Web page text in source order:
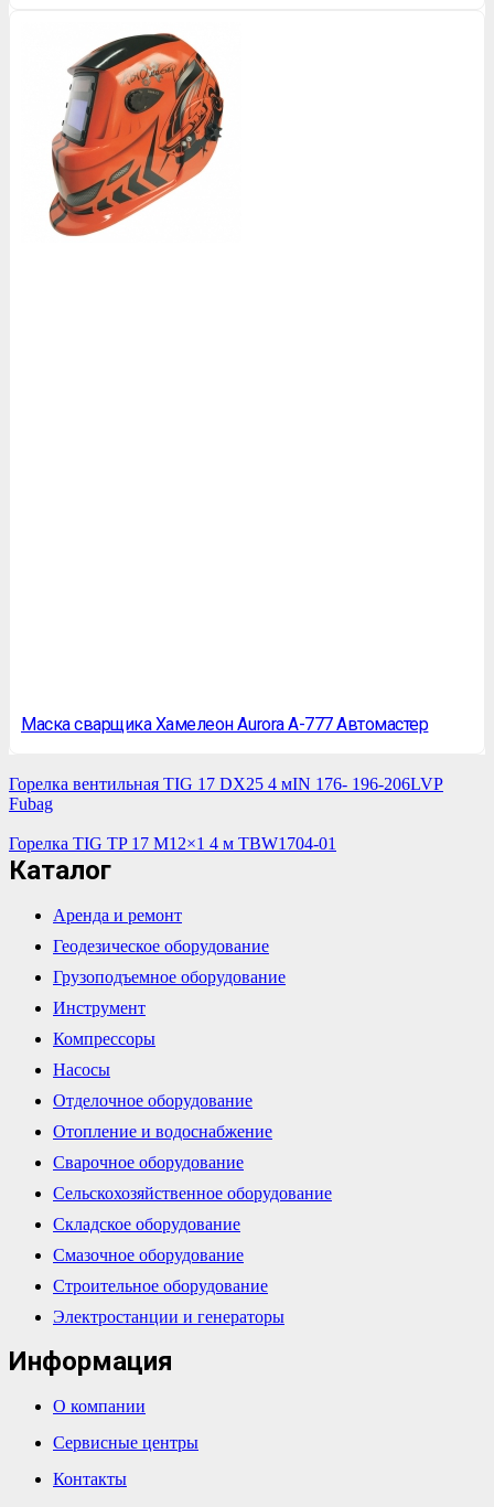
Маска сварщика Хамелеон Aurora A-777 Автомастер
Горелка вентильная TIG 17 DX25 4 мIN 176- 196-206LVP
Fubag
Горелка TIG TP 17 M12×1 4 м TBW1704-01
Каталог
Аренда и ремонт
Геодезическое оборудование
Грузоподъемное оборудование
Инструмент
Компрессоры
Насосы
Отделочное оборудование
Отопление и водоснабжение
Сварочное оборудование
Сельскохозяйственное оборудование
Складское оборудование
Смазочное оборудование
Строительное оборудование
Электростанции и генераторы
Информация
О компании
Сервисные центры
Контакты